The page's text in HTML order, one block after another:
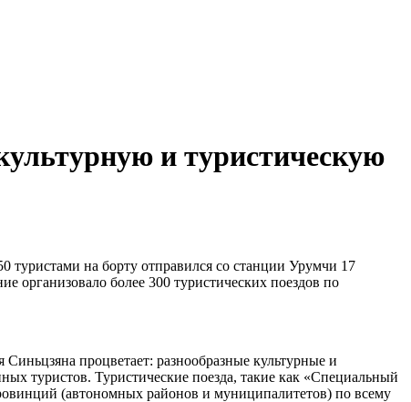
и туристическую
туристами на борту отправился со станции Урумчи 17
организовало более 300 туристических поездов по
процветает: разнообразные культурные и
туристов. Туристические поезда, такие как «Специальный
(автономных районов и муниципалитетов) по всему